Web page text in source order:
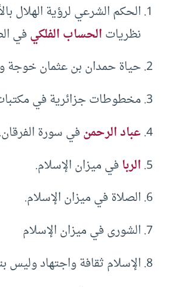
الحكم الشرعي لرؤية الهلال
نظرياتالحساب الفلكيفي
حياة حمدان بن عثمان خوجة
مخطوطات جزائرية في
عباد الرحمنفي سورة الفرقان.
الربافي ميزان الإسلام.
الصلاة في ميزان الإسلام.
الشورى في ميزان الإسلام
الإسلام ثقافة واجتهاد وليس